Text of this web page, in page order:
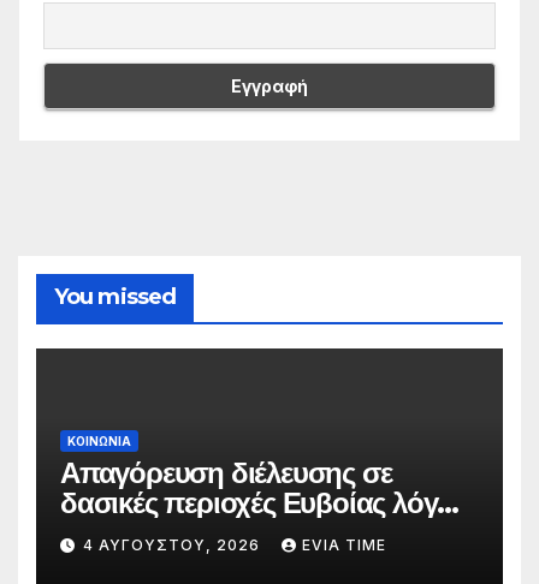
You missed
ΚΟΙΝΩΝΙΑ
Απαγόρευση διέλευσης σε
δασικές περιοχές Ευβοίας λόγω
πολύ υψηλού κινδύνου
πυρκαγιάς
4 ΑΥΓΟΎΣΤΟΥ, 2026 EVIA TIME